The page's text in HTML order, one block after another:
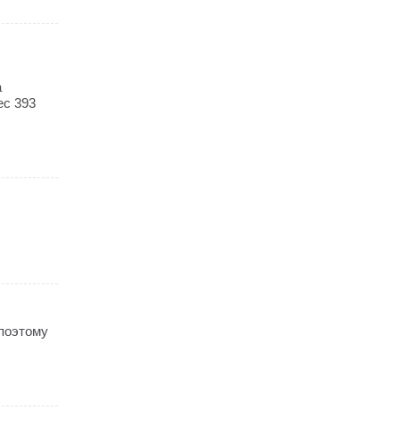
393